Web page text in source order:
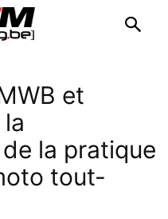
et
la pratique
tout-